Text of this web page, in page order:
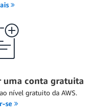
uma conta gratuita
nível gratuito da AWS.
se